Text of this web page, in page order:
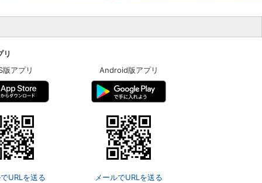
版アプリ
URLを送る
Android版アプリ
メールでURLを送る